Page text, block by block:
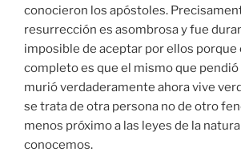
conocieron los apóstoles.
resurrección es asombrosa y fue
imposible de aceptar por ellos porque
completo es que el mismo que pendió
murió verdaderamente ahora vive
se trata de otra persona no de otro
menos próximo a las leyes de la
conocemos.